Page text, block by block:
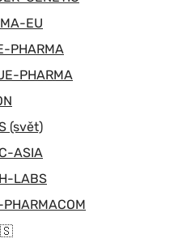
EU
PHARMA
PHARMA
(svět)
ASIA
LABS